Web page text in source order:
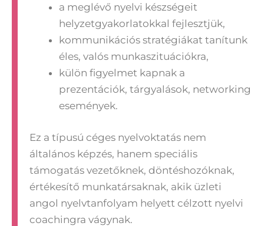
a meglévő nyelvi készségeit
helyzetgyakorlatokkal fejlesztjük,
kommunikációs stratégiákat tanítunk
éles, valós munkaszituációkra,
külön figyelmet kapnak a
prezentációk, tárgyalások, networking
események.
Ez a típusú céges nyelvoktatás nem
általános képzés, hanem speciális
támogatás vezetőknek, döntéshozóknak,
értékesítő munkatársaknak, akik üzleti
angol nyelvtanfolyam helyett célzott nyelvi
coachingra vágynak.